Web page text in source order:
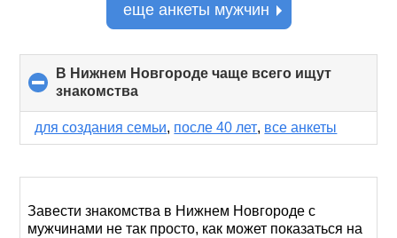
еще анкеты мужчин
В Нижнем Новгороде чаще всего ищут
знакомства
to
collapse
contents
для создания семьи, после 40 лет, все анкеты
Завести знакомства в Нижнем Новгороде с
мужчинами не так просто, как может показаться на